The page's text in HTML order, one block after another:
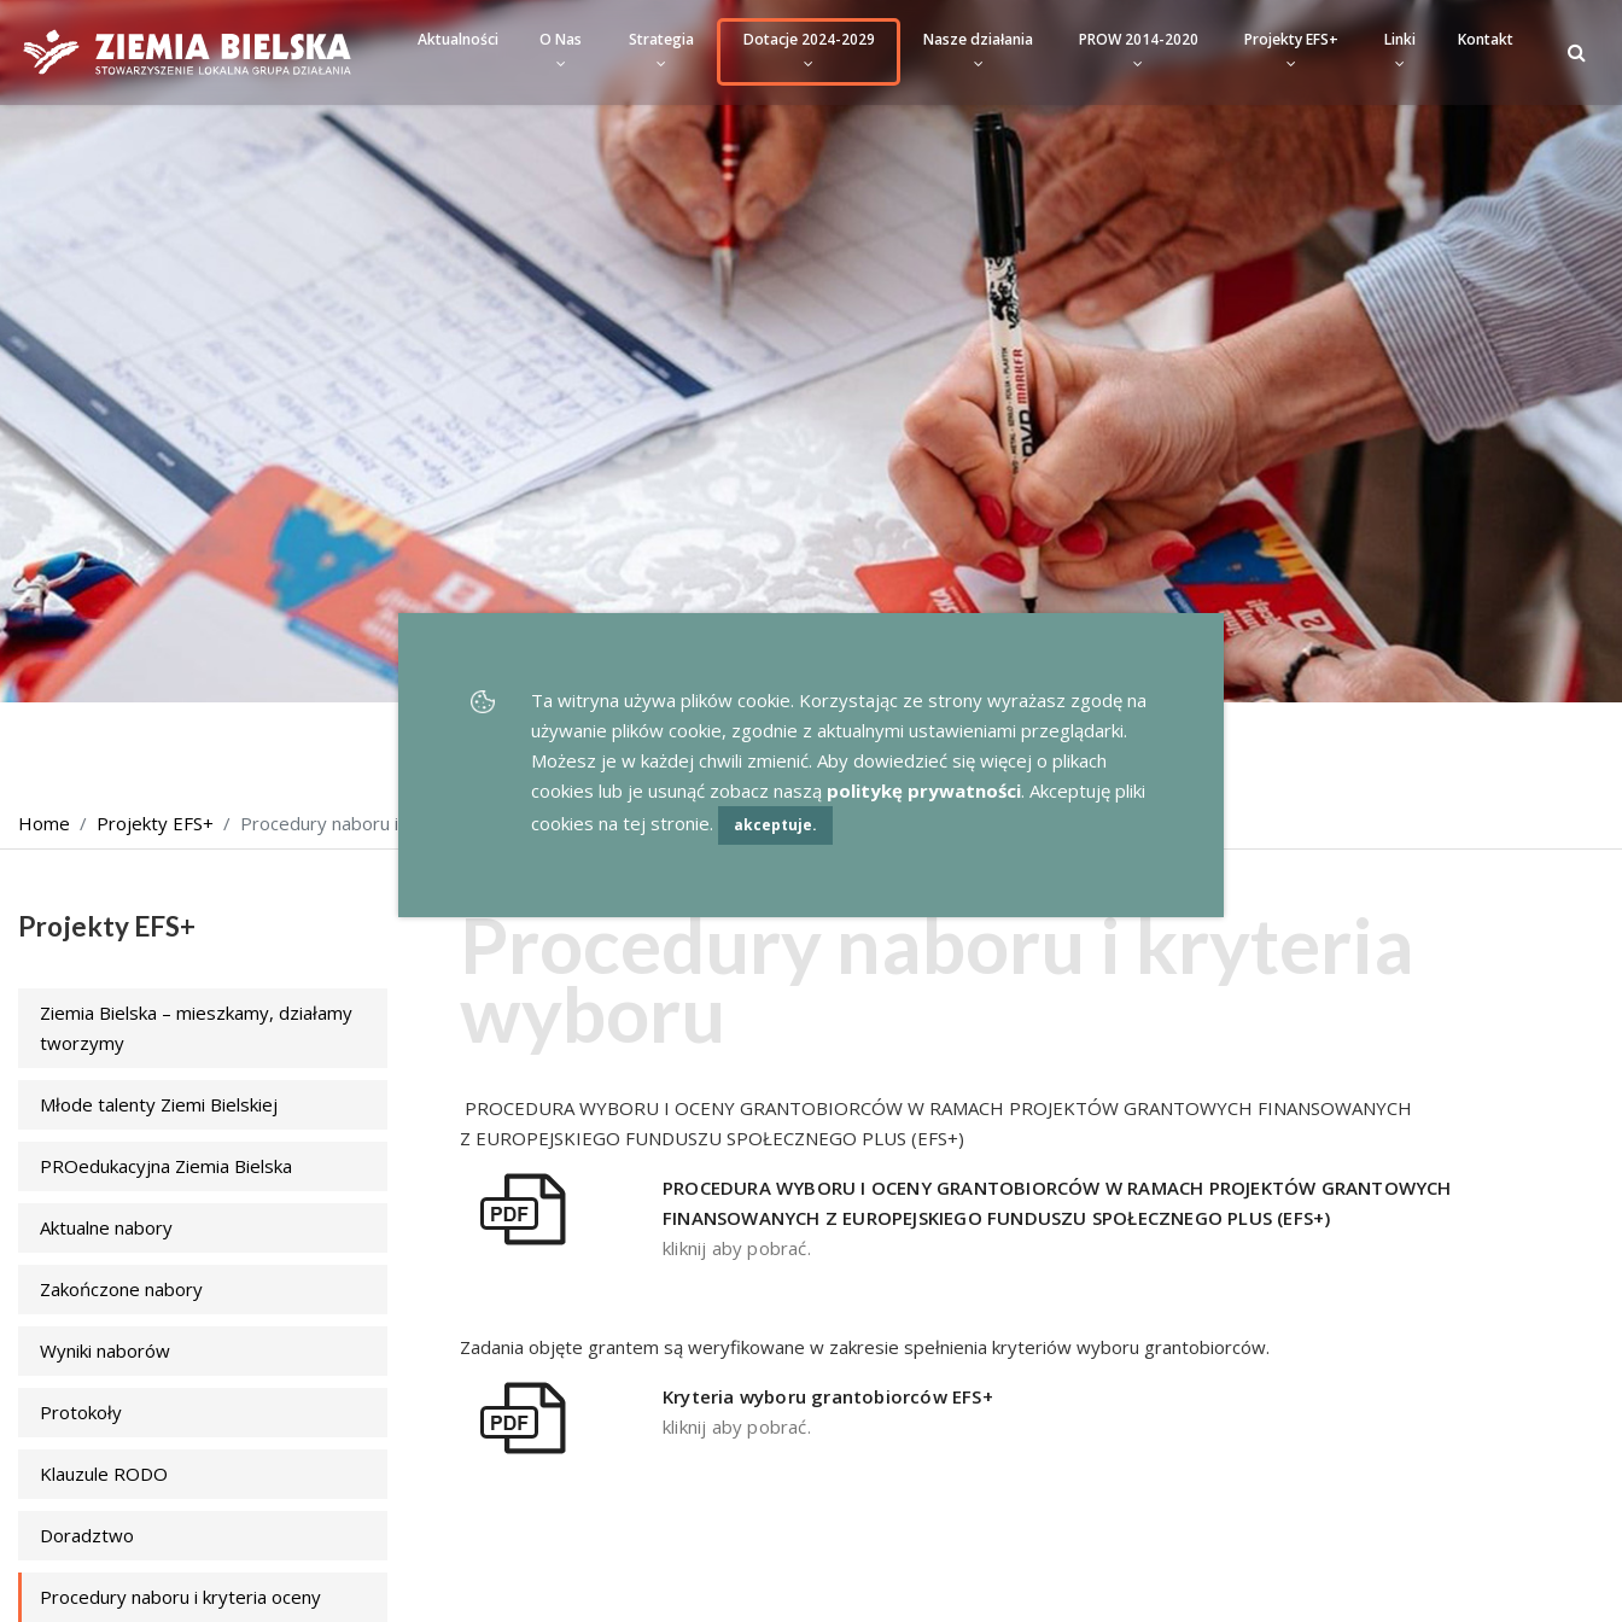
Aktualności O Nas Strategia Dotacje 2024-2029 Nasze działania PROW 2014-2020 Projekty EFS+ Linki Kontakt
Home Projekty EFS+ Procedury naboru i kryteria oceny
Projekty EFS+
Ziemia Bielska – mieszkamy, działamy
tworzymy
Młode talenty Ziemi Bielskiej
PROedukacyjna Ziemia Bielska
Aktualne nabory
Zakończone nabory
Wyniki naborów
Protokoły
Klauzule RODO
Doradztwo
Procedury naboru i kryteria oceny
Procedury naboru i kryteria
wyboru
PROCEDURA WYBORU I OCENY GRANTOBIORCÓW W RAMACH PROJEKTÓW GRANTOWYCH FINANSOWANYCH
Z EUROPEJSKIEGO FUNDUSZU SPOŁECZNEGO PLUS (EFS+)
PROCEDURA WYBORU I OCENY GRANTOBIORCÓW W RAMACH PROJEKTÓW GRANTOWYCH
FINANSOWANYCH Z EUROPEJSKIEGO FUNDUSZU SPOŁECZNEGO PLUS (EFS+)
kliknij aby pobrać.
Zadania objęte grantem są weryfikowane w zakresie spełnienia kryteriów wyboru grantobiorców.
Kryteria wyboru grantobiorców EFS+
kliknij aby pobrać.
Ta witryna używa plików cookie. Korzystając ze strony wyrażasz zgodę na
używanie plików cookie, zgodnie z aktualnymi ustawieniami przeglądarki.
Możesz je w każdej chwili zmienić. Aby dowiedzieć się więcej o plikach
cookies lub je usunąć zobacz naszą politykę prywatności. Akceptuję pliki
cookies na tej stronie.
akceptuje.